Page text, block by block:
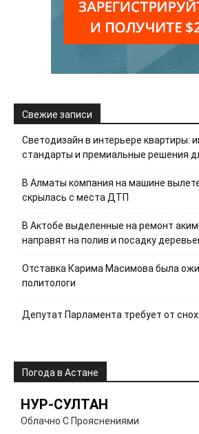
Свежие записи
Светодизайн в интерьере квартиры:
стандарты и премиальные решения
В Алматы компания на машине
скрылась с места ДТП
В Актобе выделенные на ремонт
направят на полив и посадку
Отставка Карима Масимова была
политологи
Депутат Парламента требует от
Погода в Астане
НУР-СУЛТАН
Облачно С Прояснениями